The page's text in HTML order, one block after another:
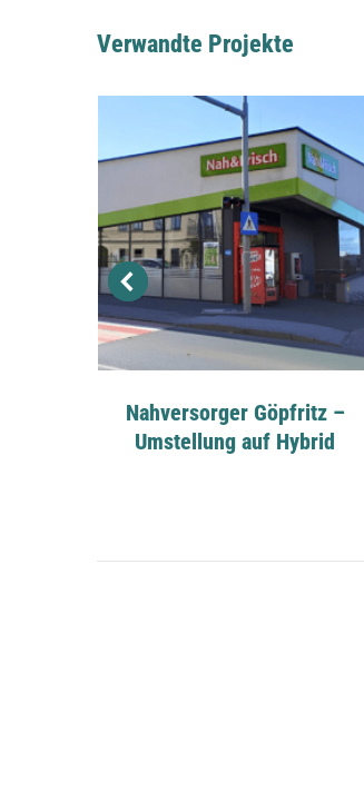
Verwandte Projekte
Nahversorger Göpfritz –
Umstellung auf Hybrid